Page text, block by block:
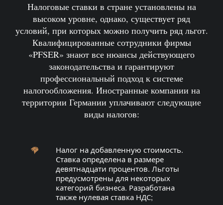
Налоговые ставки в стране установлены на
высоком уровне, однако, существует ряд
условий, при которых можно получить ряд льгот.
Квалифицированные сотрудники фирмы
«PFSER» знают все нюансы действующего
законодательства и гарантируют
профессиональный подход к системе
налогообложения. Иностранные компании на
территории Германии уплачивают следующие
виды налогов:
Налог на добавленную стоимость.
Ставка определена в размере
девятнадцати процентов. Льготы
предусмотрены для некоторых
категорий бизнеса. Разработана
также нулевая ставка НДС;